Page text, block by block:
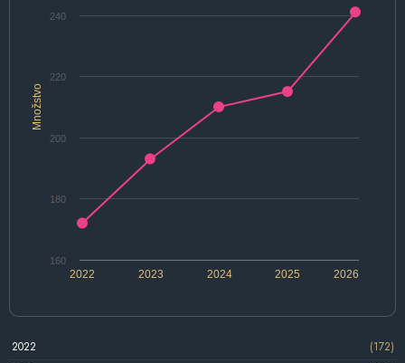
Množstvo
2022 2024 2026
2023 2025
160
180
200
220
240
2022
(172)